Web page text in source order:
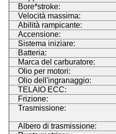
Bore*stroke:
Velocità massima:
Abilità rampicante:
Accensione:
Sistema iniziare:
Batteria:
Marca del carburatore:
Olio per motori:
Olio dell'ingranaggio:
TELAIO ECC:
Frizione:
Trasmissione:
Albero di trasmissione: